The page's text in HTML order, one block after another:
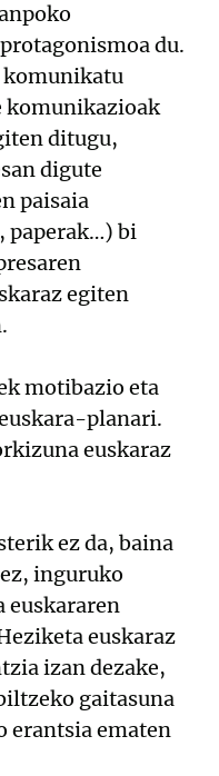
du.
komunikatu
komunikazioak
ditugu,
digute
paisaia
paperak…) bi
egiten
motibazio eta
planari.
euskaraz
ez da, baina
inguruko
euskararen
euskaraz
izan dezake,
gaitasuna
erantsia ematen